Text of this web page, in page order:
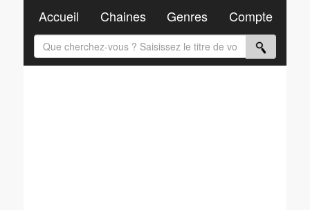
Accueil Chaines Genres Compte